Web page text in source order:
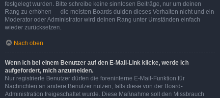
festgelegt wurden. Bitte schreibe keine sinnlosen Beiträge, nur um deinen
Rang zu erhöhen — die meisten Boards dulden dieses Verhalten nicht und ein
Moderator oder Administrator wird deinen Rang unter Umständen einfach
wieder zurücksetzen.
Nach oben
Wenn ich bei einem Benutzer auf den E-Mail-Link klicke, werde ich
aufgefordert, mich anzumelden.
Nur registrierte Benutzer dürfen die foreninterne E-Mail-Funktion für
Nachrichten an andere Benutzer nutzen, falls diese von der Board-
Administration freigeschaltet wurde. Diese Maßnahme soll den Missbrauch